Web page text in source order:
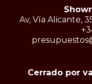
Av, Vía Alicante,
Cerrado por